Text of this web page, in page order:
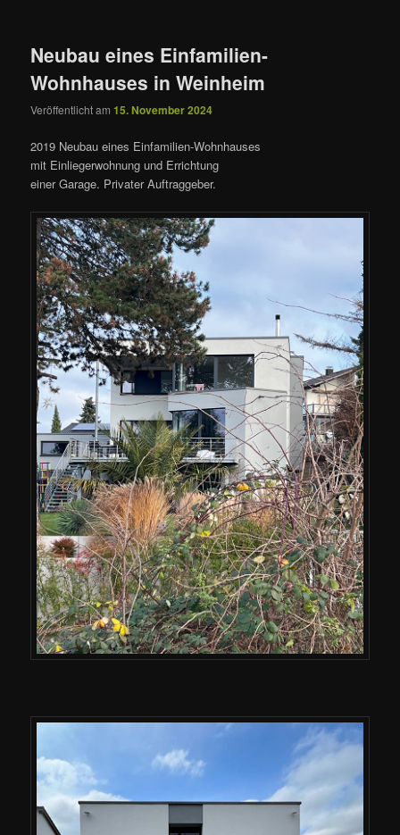
Neubau eines Einfamilien-
Wohnhauses in Weinheim
Veröffentlicht am15. November 2024
2019 Neubau eines Einfamilien-Wohnhauses
mit Einliegerwohnung und Errichtung
einer Garage. Privater Auftraggeber.